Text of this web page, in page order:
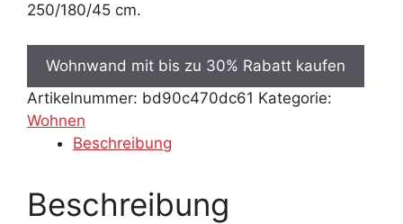
250/180/45 cm.
Wohnwand mit bis zu 30% Rabatt kaufen
Artikelnummer: bd90c470dc61 Kategorie:
Wohnen
Beschreibung
Beschreibung